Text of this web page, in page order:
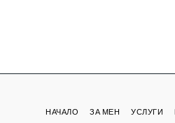
НАЧАЛО ЗА МЕН УСЛУГИ